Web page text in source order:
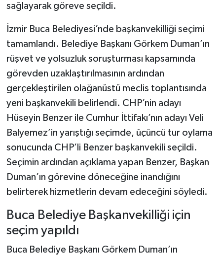
sağlayarak göreve seçildi.
İzmir Buca Belediyesi’nde başkanvekilliği seçimi
tamamlandı. Belediye Başkanı Görkem Duman’ın
rüşvet ve yolsuzluk soruşturması kapsamında
görevden uzaklaştırılmasının ardından
gerçekleştirilen olağanüstü meclis toplantısında
yeni başkanvekili belirlendi. CHP’nin adayı
Hüseyin Benzer ile Cumhur İttifakı’nın adayı Veli
Balyemez’in yarıştığı seçimde, üçüncü tur oylama
sonucunda CHP’li Benzer başkanvekili seçildi.
Seçimin ardından açıklama yapan Benzer, Başkan
Duman’ın görevine döneceğine inandığını
belirterek hizmetlerin devam edeceğini söyledi.
Buca Belediye Başkanvekilliği için
seçim yapıldı
Buca Belediye Başkanı Görkem Duman’ın